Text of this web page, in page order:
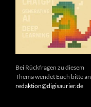
Bei Rückfragen zu diesem
Thema wendet Euch bitte an
redaktion@digisaurier.de